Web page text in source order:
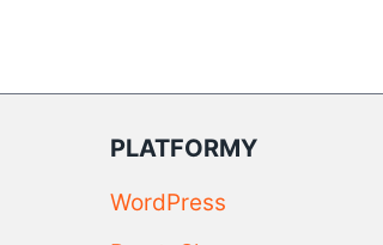
PLATFORMY
WordPress